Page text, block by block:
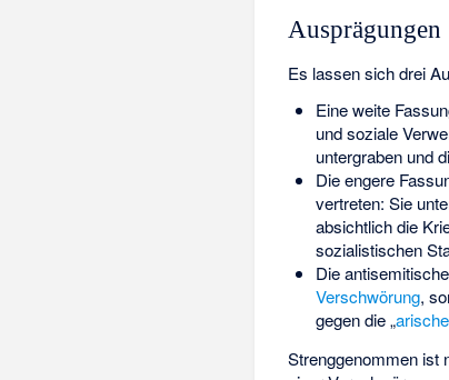
Ausprägungen
Es lassen sich drei
Eine weite
und soziale
untergraben und
Die engere
vertreten: Sie
absichtlich die
sozialistischen
Die
Verschwörung,
gegen die „
Strenggenommen ist